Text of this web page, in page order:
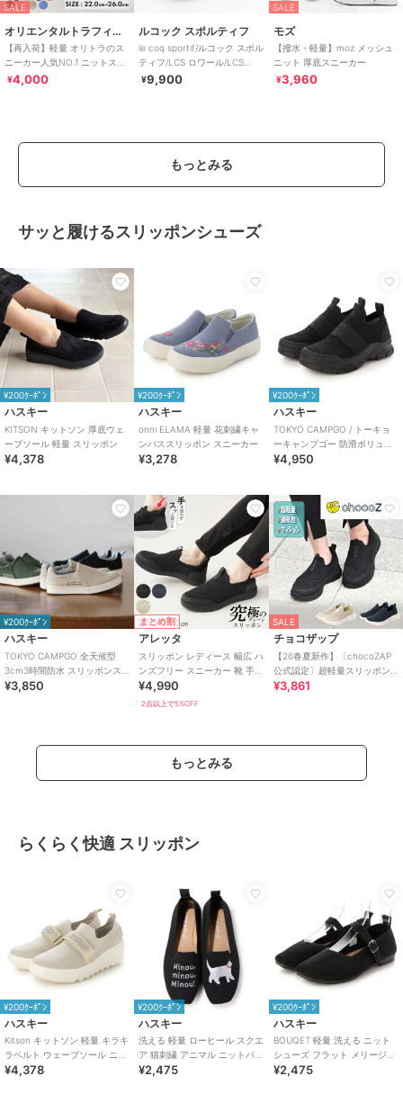
SALE
オリエンタルトラフィック
【再入荷】軽量 オリトラのス
ニーカー人気NO.1 ニットスニ
ーカー スリッポン /3709
¥4,000
ルコック スポルティフ
le coq sportif/ルコック スポル
ティフ/LCS ロワール/LCS
LOIRE
¥9,900
SALE
モズ
【撥水・軽量】moz メッシュ
ニット 厚底スニーカー
¥3,960
もっとみる
サッと履けるスリッポンシューズ
¥200ｸｰﾎﾟﾝ
ハスキー
KITSON キットソン 厚底ウェ
ーブソール 軽量 スリッポン
¥4,378
¥200ｸｰﾎﾟﾝ
ハスキー
onni ELAMA 軽量 花刺繍キャ
ンバススリッポン スニーカー
¥3,278
¥200ｸｰﾎﾟﾝ
ハスキー
TOKYO CAMPGO / トーキョ
ーキャンプゴー 防滑ボリュー
ムソール 防水スリッポンスニ
¥4,950
¥200ｸｰﾎﾟﾝ
ハスキー
TOKYO CAMPGO 全天候型
3cm3時間防水 スリッポンス
ニーカー
¥3,850
まとめ割
アレッタ
スリッポン レディース 幅広 ハ
ンズフリー スニーカー 靴 手を
使わず履ける プレーン きれい
め
¥4,990
2点以上で5%OFF
SALE
チョコザップ
【26春夏新作】〔chocoZAP
公式認定〕超軽量スリッポン
スニーカー
¥3,861
もっとみる
らくらく快適 スリッポン
¥200ｸｰﾎﾟﾝ
ハスキー
Kitson キットソン 軽量 キラキ
ラベルト ウェーブソール ニッ
トスリッポン
¥4,378
¥200ｸｰﾎﾟﾝ
ハスキー
洗える 軽量 ローヒール スクエ
ア 猫刺繍 アニマル ニットパン
プス スリッポン オペラシュー
¥2,475
¥200ｸｰﾎﾟﾝ
ハスキー
BOUQET 軽量 洗える ニット
シューズ フラット メリージェ
ンパンプス スリッポン
¥2,475